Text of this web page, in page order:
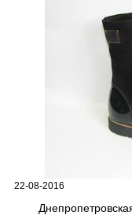
22-08-2016